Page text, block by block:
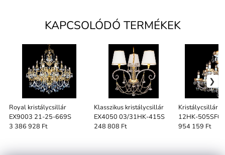
KAPCSOLÓDÓ TERMÉKEK
Royal kristálycsillár
EX9003 21-25-669S
3 386 928 Ft
Klasszikus kristálycsillár
EX4050 03/31HK-415S
248 808 Ft
Kristálycsillár
12HK-
954 159 Ft